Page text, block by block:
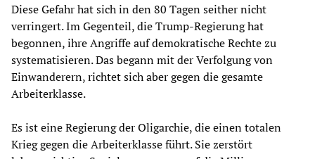
Diese Gefahr hat sich in den 80 Tagen seither nicht
verringert. Im Gegenteil, die Trump-Regierung hat
begonnen, ihre Angriffe auf demokratische Rechte zu
systematisieren. Das begann mit der Verfolgung von
Einwanderern, richtet sich aber gegen die gesamte
Arbeiterklasse.
Es ist eine Regierung der Oligarchie, die einen totalen
Krieg gegen die Arbeiterklasse führt. Sie zerstört